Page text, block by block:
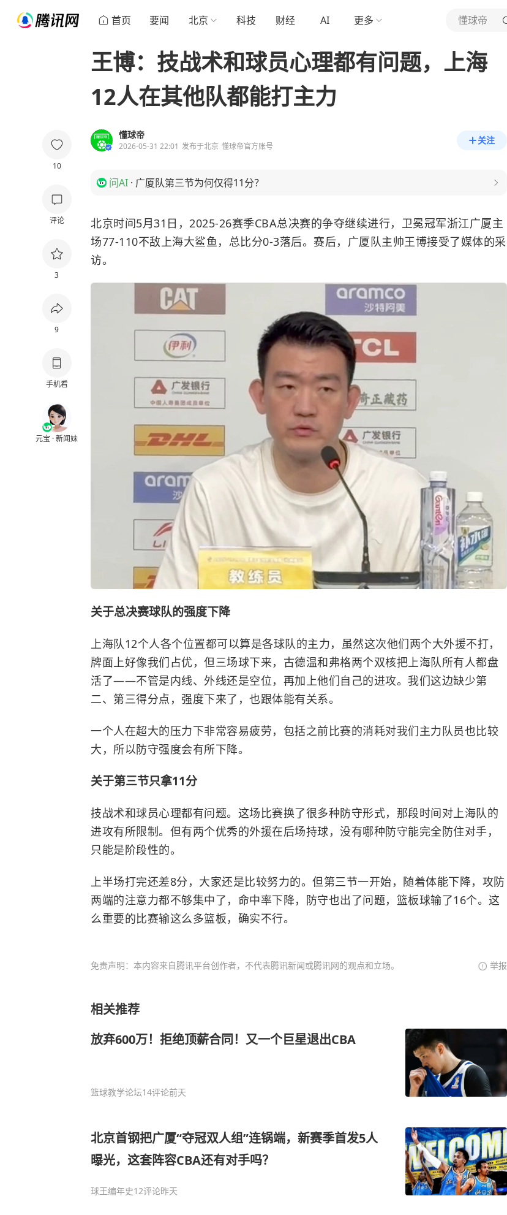
首页 要闻 北京 科技 财经 AI 更多 懂球帝
10
评论
3
9
手机看
元宝 · 新闻妹
王博：技战术和球员心理都有问题，上海
12人在其他队都能打主力
懂球帝
2026-05-31 22:01 发布于北京 懂球帝官方账号
关注
问AI · 广厦队第三节为何仅得11分？
北京时间5月31日，2025-26赛季CBA总决赛的争夺继续进行，卫冕冠军浙江广厦主
场77-110不敌上海大鲨鱼，总比分0-3落后。赛后，广厦队主帅王博接受了媒体的采
访。
关于总决赛球队的强度下降
上海队12个人各个位置都可以算是各球队的主力，虽然这次他们两个大外援不打，
牌面上好像我们占优，但三场球下来，古德温和弗格两个双核把上海队所有人都盘
活了——不管是内线、外线还是空位，再加上他们自己的进攻。我们这边缺少第
二、第三得分点，强度下来了，也跟体能有关系。
一个人在超大的压力下非常容易疲劳，包括之前比赛的消耗对我们主力队员也比较
大，所以防守强度会有所下降。
关于第三节只拿11分
技战术和球员心理都有问题。这场比赛换了很多种防守形式，那段时间对上海队的
进攻有所限制。但有两个优秀的外援在后场持球，没有哪种防守能完全防住对手，
只能是阶段性的。
上半场打完还差8分，大家还是比较努力的。但第三节一开始，随着体能下降，攻防
两端的注意力都不够集中了，命中率下降，防守也出了问题，篮板球输了16个。这
么重要的比赛输这么多篮板，确实不行。
免责声明：本内容来自腾讯平台创作者，不代表腾讯新闻或腾讯网的观点和立场。 举报
相关推荐
放弃600万！拒绝顶薪合同！又一个巨星退出CBA
篮球教学论坛14评论前天
北京首钢把广厦“夺冠双人组”连锅端，新赛季首发5人
曝光，这套阵容CBA还有对手吗？
球王编年史12评论昨天